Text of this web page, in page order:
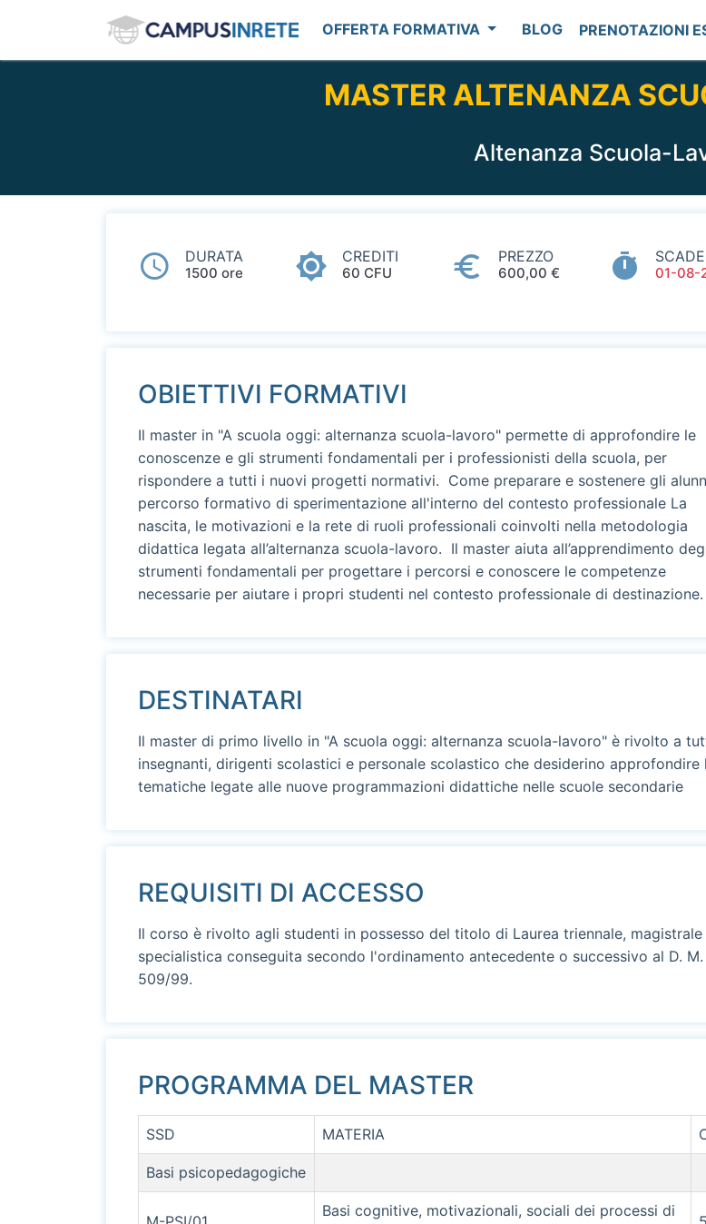
OFFERTA FORMATIVA BLOG PRENOTAZIONI
MASTER ALTENANZA
Altenanza Scuola-
DURATA
1500 ore
CREDITI
60 CFU
PREZZO
600,00 € 01-08-
OBIETTIVI FORMATIVI
Il master in "A scuola oggi: alternanza scuola-lavoro" permette di approfondire le
conoscenze e gli strumenti fondamentali per i professionisti della scuola, per
rispondere a tutti i nuovi progetti normativi. Come preparare e sostenere gli
percorso formativo di sperimentazione all'interno del contesto professionale La
nascita, le motivazioni e la rete di ruoli professionali coinvolti nella metodologia
didattica legata all’alternanza scuola-lavoro. Il master aiuta all’apprendimento
strumenti fondamentali per progettare i percorsi e conoscere le competenze
necessarie per aiutare i propri studenti nel contesto professionale di destinazione.
DESTINATARI
Il master di primo livello in "A scuola oggi: alternanza scuola-lavoro" è rivolto a
insegnanti, dirigenti scolastici e personale scolastico che desiderino approfondire
tematiche legate alle nuove programmazioni didattiche nelle scuole secondarie
REQUISITI DI ACCESSO
Il corso è rivolto agli studenti in possesso del titolo di Laurea triennale, magistrale
specialistica conseguita secondo l'ordinamento antecedente o successivo al D. M.
509/99.
PROGRAMMA DEL MASTER
SSD MATERIA
Basi psicopedagogiche
Basi cognitive, motivazionali, sociali dei processi di